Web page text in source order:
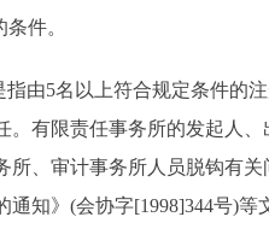
件。
5名以上符合规定条件的注
。有限责任事务所的发起人
所、审计事务所人员脱钩有
知》(会协字[1998]344号)等